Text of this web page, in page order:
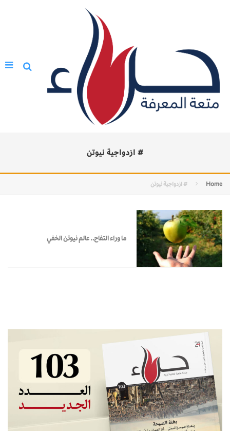
# ازدواجية نيوتن
Home # ازدواجية نيوتن
ما وراء التفاح.. عالم نيوتن الخفي